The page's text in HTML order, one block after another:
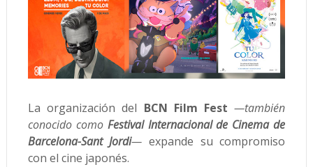
La organización del BCN Film Fest —también
conocido como Festival Internacional de Cinema de
Barcelona-Sant Jordi— expande su compromiso
con el cine japonés.